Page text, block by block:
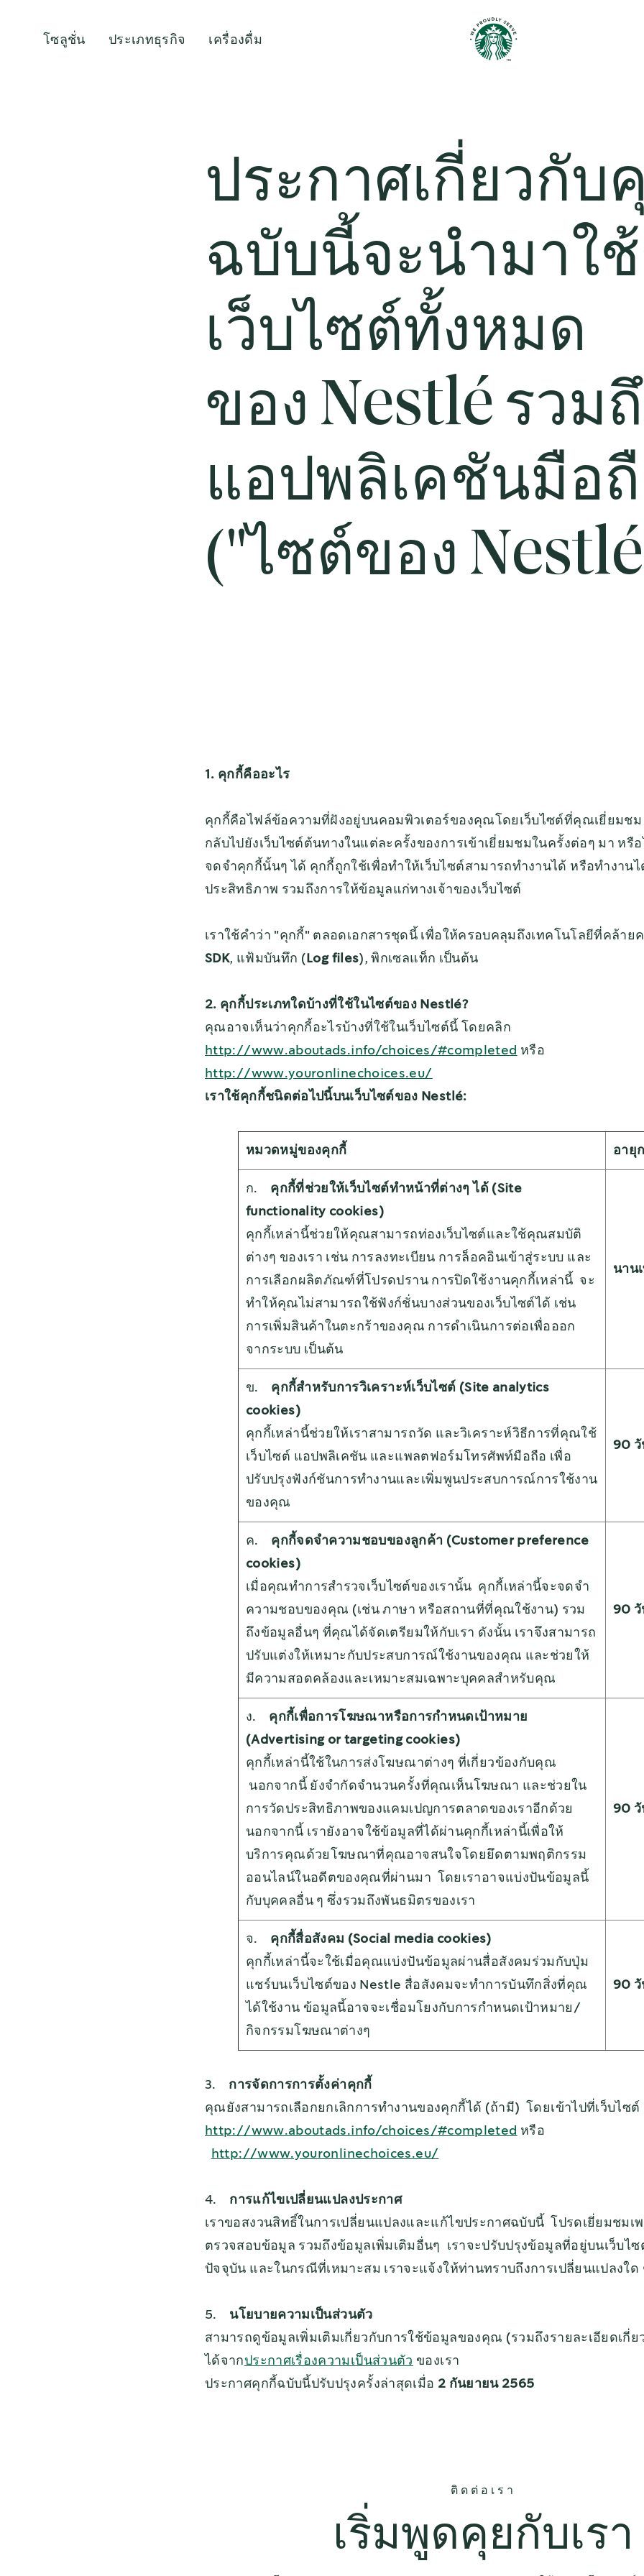
โซลูชั่น ประเภทธุรกิจ เครื่องดื่ม
ประกาศเกี่ยวกับ
ฉบับนี้จะนำมาใ
เว็บไซต์ทั้งหมด
ของ Nestlé รวม
แอปพลิเคชันมือ
("ไซต์ของ
1. คุกกี้คืออะไร
คุกกี้คือไฟล์ข้อความที่ฝังอยู่บนคอมพิวเตอร์ของคุณโดยเว็บไซต์ที่คุณเยี่ยมช
กลับไปยังเว็บไซต์ต้นทางในแต่ละครั้งของการเข้าเยี่ยมชมในครั้งต่อๆ มา หรื
จดจำคุกกี้นั้นๆ ได้ คุกกี้ถูกใช้เพื่อทำให้เว็บไซต์สามารถทำงานได้ หรือทำงาน
ประสิทธิภาพ รวมถึงการให้ข้อมูลแก่ทางเจ้าของเว็บไซต์
เราใช้คำว่า "คุกกี้" ตลอดเอกสารชุดนี้ เพื่อให้ครอบคลุมถึงเทคโนโลยีที่คล้าย
SDK, แฟ้มบันทึก ( Log files), พิกเซลแท็ก เป็นต้น
2. คุกกี้ประเภทใดบ้างที่ใช้ในไซต์ของ Nestlé?
คุณอาจเห็นว่าคุกกี้อะไรบ้างที่ใช้ในเว็บไซต์นี้ โดยคลิก
http://www.aboutads.info/choices/#completed หรือ
http://www.youronlinechoices.eu/
เราใช้คุกกี้ชนิดต่อไปนี้บนเว็บไซต์ของ Nestlé:
หมวดหมู่ของคุกกี้ อายุ
ก. คุกกี้ที่ช่วยให้เว็บไซต์ทำหน้าที่ต่างๆ ได้ (Site
functionality cookies)
คุกกี้เหล่านี้ช่วยให้คุณสามารถท่องเว็บไซต์และใช้คุณสมบัติ
ต่างๆ ของเรา เช่น การลงทะเบียน การล็อคอินเข้าสู่ระบบ และ
การเลือกผลิตภัณฑ์ที่โปรดปราน การปิดใช้งานคุกกี้เหล่านี้ จะ
ทำให้คุณไม่สามารถใช้ฟังก์ชั่นบางส่วนของเว็บไซต์ได้ เช่น
การเพิ่มสินค้าในตะกร้าของคุณ การดำเนินการต่อเพื่อออก
จากระบบ เป็นต้น
นาน
ข. คุกกี้สำหรับการวิเคราะห์เว็บไซต์ (Site analytics
cookies)
คุกกี้เหล่านี้ช่วยให้เราสามารถวัด และวิเคราะห์วิธีการที่คุณใช้
เว็บไซต์ แอปพลิเคชัน และแพลตฟอร์มโทรศัพท์มือถือ เพื่อ
ปรับปรุงฟังก์ชันการทำงานและเพิ่มพูนประสบการณ์การใช้งาน
ของคุณ
90
ค. คุกกี้จดจำความชอบของลูกค้า (Customer preference
cookies)
เมื่อคุณทำการสำรวจเว็บไซต์ของเรานั้น คุกกี้เหล่านี้จะจดจำ
ความชอบของคุณ (เช่น ภาษา หรือสถานที่ที่คุณใช้งาน) รวม
ถึงข้อมูลอื่นๆ ที่คุณได้จัดเตรียมให้กับเรา ดังนั้น เราจึงสามารถ
ปรับแต่งให้เหมาะกับประสบการณ์ใช้งานของคุณ และช่วยให้
มีความสอดคล้องและเหมาะสมเฉพาะบุคคลสำหรับคุณ
90
ง. คุกกี้เพื่อการโฆษณาหรือการกำหนดเป้าหมาย
(Advertising or targeting cookies)
คุกกี้เหล่านี้ใช้ในการส่งโฆษณาต่างๆ ที่เกี่ยวข้องกับคุณ
นอกจากนี้ ยังจำกัดจำนวนครั้งที่คุณเห็นโฆษณา และช่วยใน
การวัดประสิทธิภาพของแคมเปญการตลาดของเราอีกด้วย
นอกจากนี้ เรายังอาจใช้ข้อมูลที่ได้ผ่านคุกกี้เหล่านี้เพื่อให้
บริการคุณด้วยโฆษณาที่คุณอาจสนใจโดยยึดตามพฤติกรรม
ออนไลน์ในอดีตของคุณที่ผ่านมา โดยเราอาจแบ่งปันข้อมูลนี้
กับบุคคลอื่น ๆ ซึ่งรวมถึงพันธมิตรของเรา
90
จ. คุกกี้สื่อสังคม (Social media cookies)
คุกกี้เหล่านี้จะใช้เมื่อคุณแบ่งปันข้อมูลผ่านสื่อสังคมร่วมกับปุ่ม
แชร์บนเว็บไซต์ของ Nestle สื่อสังคมจะทำการบันทึกสิ่งที่คุณ
ได้ใช้งาน ข้อมูลนี้อาจจะเชื่อมโยงกับการกำหนดเป้าหมาย/
กิจกรรมโฆษณาต่างๆ
90
3. การจัดการการตั้งค่าคุกกี้
คุณยังสามารถเลือกยกเลิกการทำงานของคุกกี้ได้ (ถ้ามี) โดยเข้าไปที่เว็บไซต์
http://www.aboutads.info/choices/#completed หรือ
http://www.youronlinechoices.eu/
4. การแก้ไขเปลี่ยนแปลงประกาศ
เราขอสงวนสิทธิ์ในการเปลี่ยนแปลงและแก้ไขประกาศฉบับนี้ โปรดเยี่ยมชมเพ
ตรวจสอบข้อมูล รวมถึงข้อมูลเพิ่มเติมอื่นๆ เราจะปรับปรุงข้อมูลที่อยู่บนเว็บไซ
ปัจจุบัน และในกรณีที่เหมาะสม เราจะแจ้งให้ท่านทราบถึงการเปลี่ยนแปลงใด
5. นโยบายความเป็นส่วนตัว
สามารถดูข้อมูลเพิ่มเติมเกี่ยวกับการใช้ข้อมูลของคุณ (รวมถึงรายละเอียดเกี่
ได้จากประกาศเรื่องความเป็นส่วนตัว ของเรา
ประกาศคุกกี้ฉบับนี้ปรับปรุงครั้งล่าสุดเมื่อ 2 กันยายน 2565
ติดต่อเรา
เริ่มพูดคุยกับเรา